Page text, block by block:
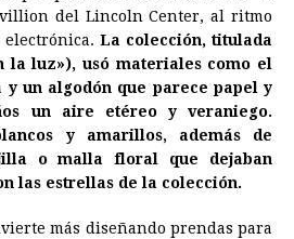
del Lincoln Center, al ritmo
La colección, titulada
la luz»), usó materiales como el
y un algodón que parece papel y
un aire etéreo y veraniego.
y amarillos, además de
o malla floral que dejaban
las estrellas de la colección.
más diseñando prendas para